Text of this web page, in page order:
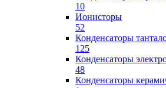
10
Ионисторы
52
Конденсаторы
125
Конденсаторы
48
Конденсаторы